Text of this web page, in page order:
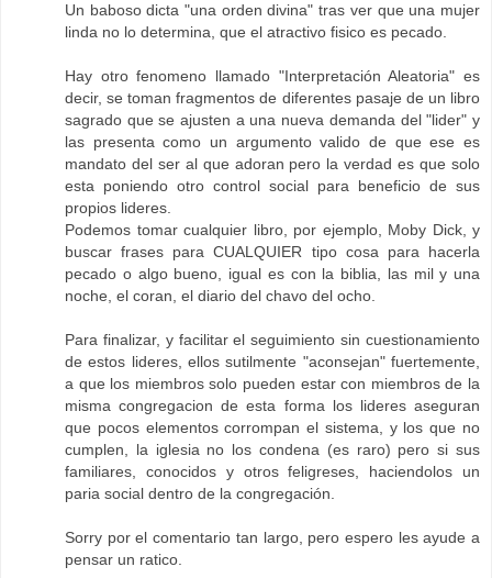
Un baboso dicta "una orden divina" tras ver que una mujer
linda no lo determina, que el atractivo fisico es pecado.
Hay otro fenomeno llamado "Interpretación Aleatoria" es
decir, se toman fragmentos de diferentes pasaje de un libro
sagrado que se ajusten a una nueva demanda del "lider" y
las presenta como un argumento valido de que ese es
mandato del ser al que adoran pero la verdad es que solo
esta poniendo otro control social para beneficio de sus
propios lideres.
Podemos tomar cualquier libro, por ejemplo, Moby Dick, y
buscar frases para CUALQUIER tipo cosa para hacerla
pecado o algo bueno, igual es con la biblia, las mil y una
noche, el coran, el diario del chavo del ocho.
Para finalizar, y facilitar el seguimiento sin cuestionamiento
de estos lideres, ellos sutilmente "aconsejan" fuertemente,
a que los miembros solo pueden estar con miembros de la
misma congregacion de esta forma los lideres aseguran
que pocos elementos corrompan el sistema, y los que no
cumplen, la iglesia no los condena (es raro) pero si sus
familiares, conocidos y otros feligreses, haciendolos un
paria social dentro de la congregación.
Sorry por el comentario tan largo, pero espero les ayude a
pensar un ratico.